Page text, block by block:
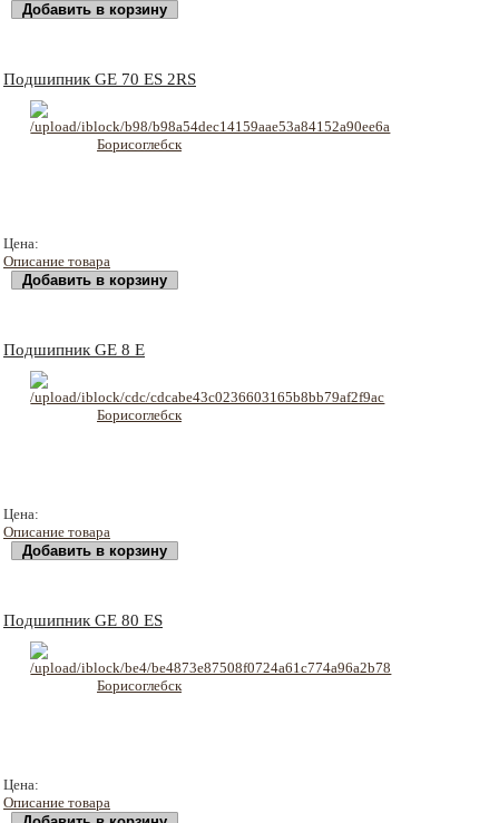
Подшипник GE 70 ES 2RS
Цена:
Описание товара
Подшипник GE 8 E
Цена:
Описание товара
Подшипник GE 80 ES
Цена:
Описание товара